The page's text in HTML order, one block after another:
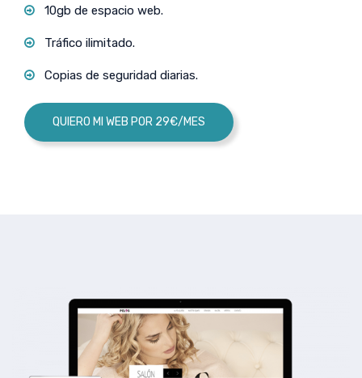
10gb de espacio web.
Tráfico ilimitado.
Copias de seguridad diarias.
QUIERO MI WEB POR 29€/MES